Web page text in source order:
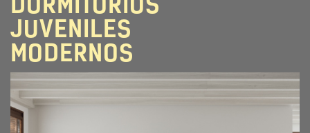
JUVENILES
MODERNOS